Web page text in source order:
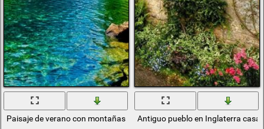
Paisaje de verano con montañas y lagoAntiguo pueblo en Inglaterra